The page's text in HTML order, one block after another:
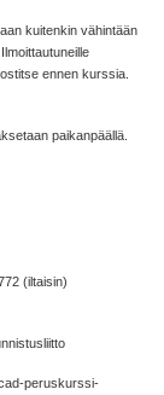
kuitenkin vähintään
ennen kurssia.
paikanpäällä.
(iltaisin)
peruskurssi-